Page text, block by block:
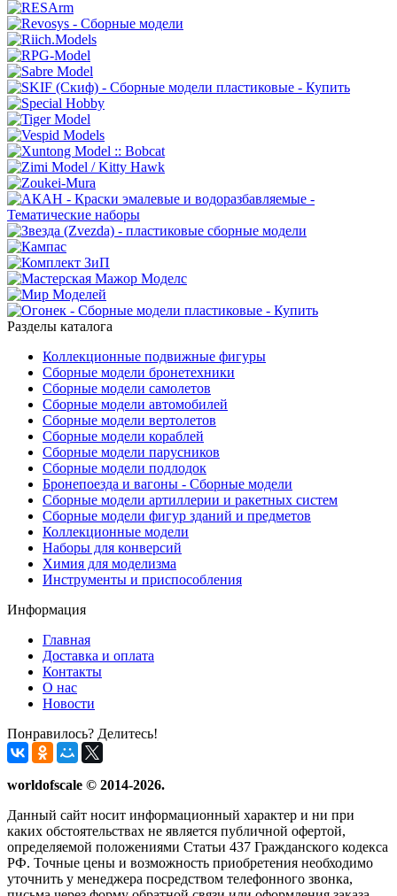
Разделы каталога
Коллекционные подвижные фигуры
Сборные модели бронетехники
Сборные модели самолетов
Сборные модели автомобилей
Сборные модели вертолетов
Сборные модели кораблей
Сборные модели парусников
Сборные модели подлодок
Бронепоезда и вагоны - Сборные модели
Сборные модели артиллерии и ракетных систем
Сборные модели фигур зданий и предметов
Коллекционные модели
Наборы для конверсий
Химия для моделизма
Инструменты и приспособления
Информация
Главная
Доставка и оплата
Контакты
О нас
Новости
Понравилось? Делитесь!
worldofscale © 2014-2026.
Данный сайт носит информационный характер и ни при
каких обстоятельствах не является публичной офертой,
определяемой положениями Статьи 437 Гражданского кодекса
РФ. Точные цены и возможность приобретения необходимо
уточнить у менеджера посредством телефонного звонка,